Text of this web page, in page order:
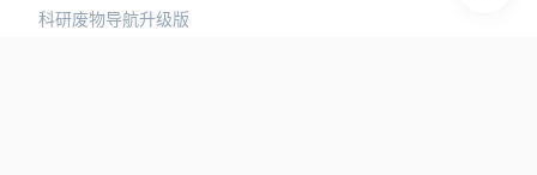
科研废物导航升级版